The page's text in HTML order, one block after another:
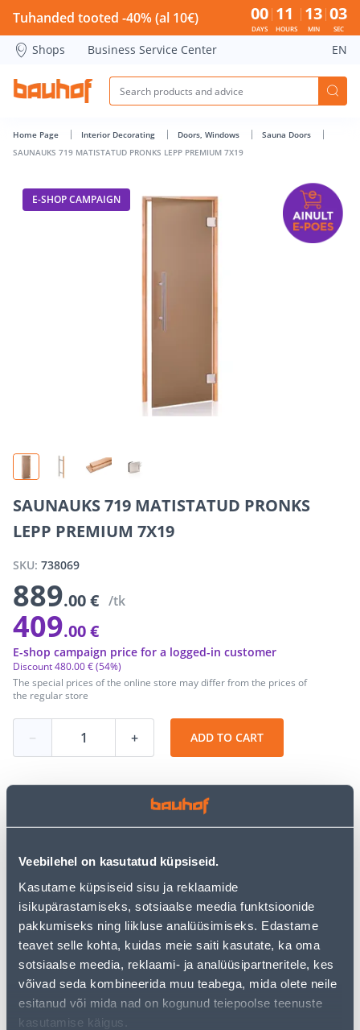
Veebilehel on kasutatud küpsiseid.
Kasutame küpsiseid sisu ja reklaamide
isikupärastamiseks, sotsiaalse meedia funktsioonide
pakkumiseks ning liikluse analüüsimiseks. Edastame
teavet selle kohta, kuidas meie saiti kasutate, ka oma
sotsiaalse meedia, reklaami- ja analüüsipartneritele, kes
võivad seda kombineerida muu teabega, mida olete neile
esitanud või mida nad on kogunud teiepoolse teenuste
kasutamise käigus.
SAUNAUKS 719 MATISTATUD PRONKS LEPP PREMIUM
Tuhanded tooted -40% (al 10€) 00
DAYS
11
HOURS
13
MIN
03
SEC
Shops Business Service Center EN
Home Page Interior Decorating Doors, Windows
Sauna Doors
SAUNAUKS 719 MATISTATUD PRONKS LEPP PREMIUM 7X19
E-SHOP CAMPAIGN
SAUNAUKS 719 MATISTATUD PRONKS
LEPP PREMIUM 7X19
SKU: 738069
889.00 € /tk
409.00 €
The special prices of the online store may differ from the prices of
the regular store
Discount480.00 €(54%)
E-shop campaign price for a logged-in customer
− + ADD TO CART
See availability
• Saunauks puidust lengiga.
• Ukseava mõõt on 7 x 19 dm.
• Viimistlemata pind.
• Universaalne käelisus.
• 14 päevane taganemisõigus ei laiene antud
tootele, sest tegemist on eritellimusega ning seda ei
vahetata ega tagastata.
• HANKIJA LAOST TELLITAV TOODE